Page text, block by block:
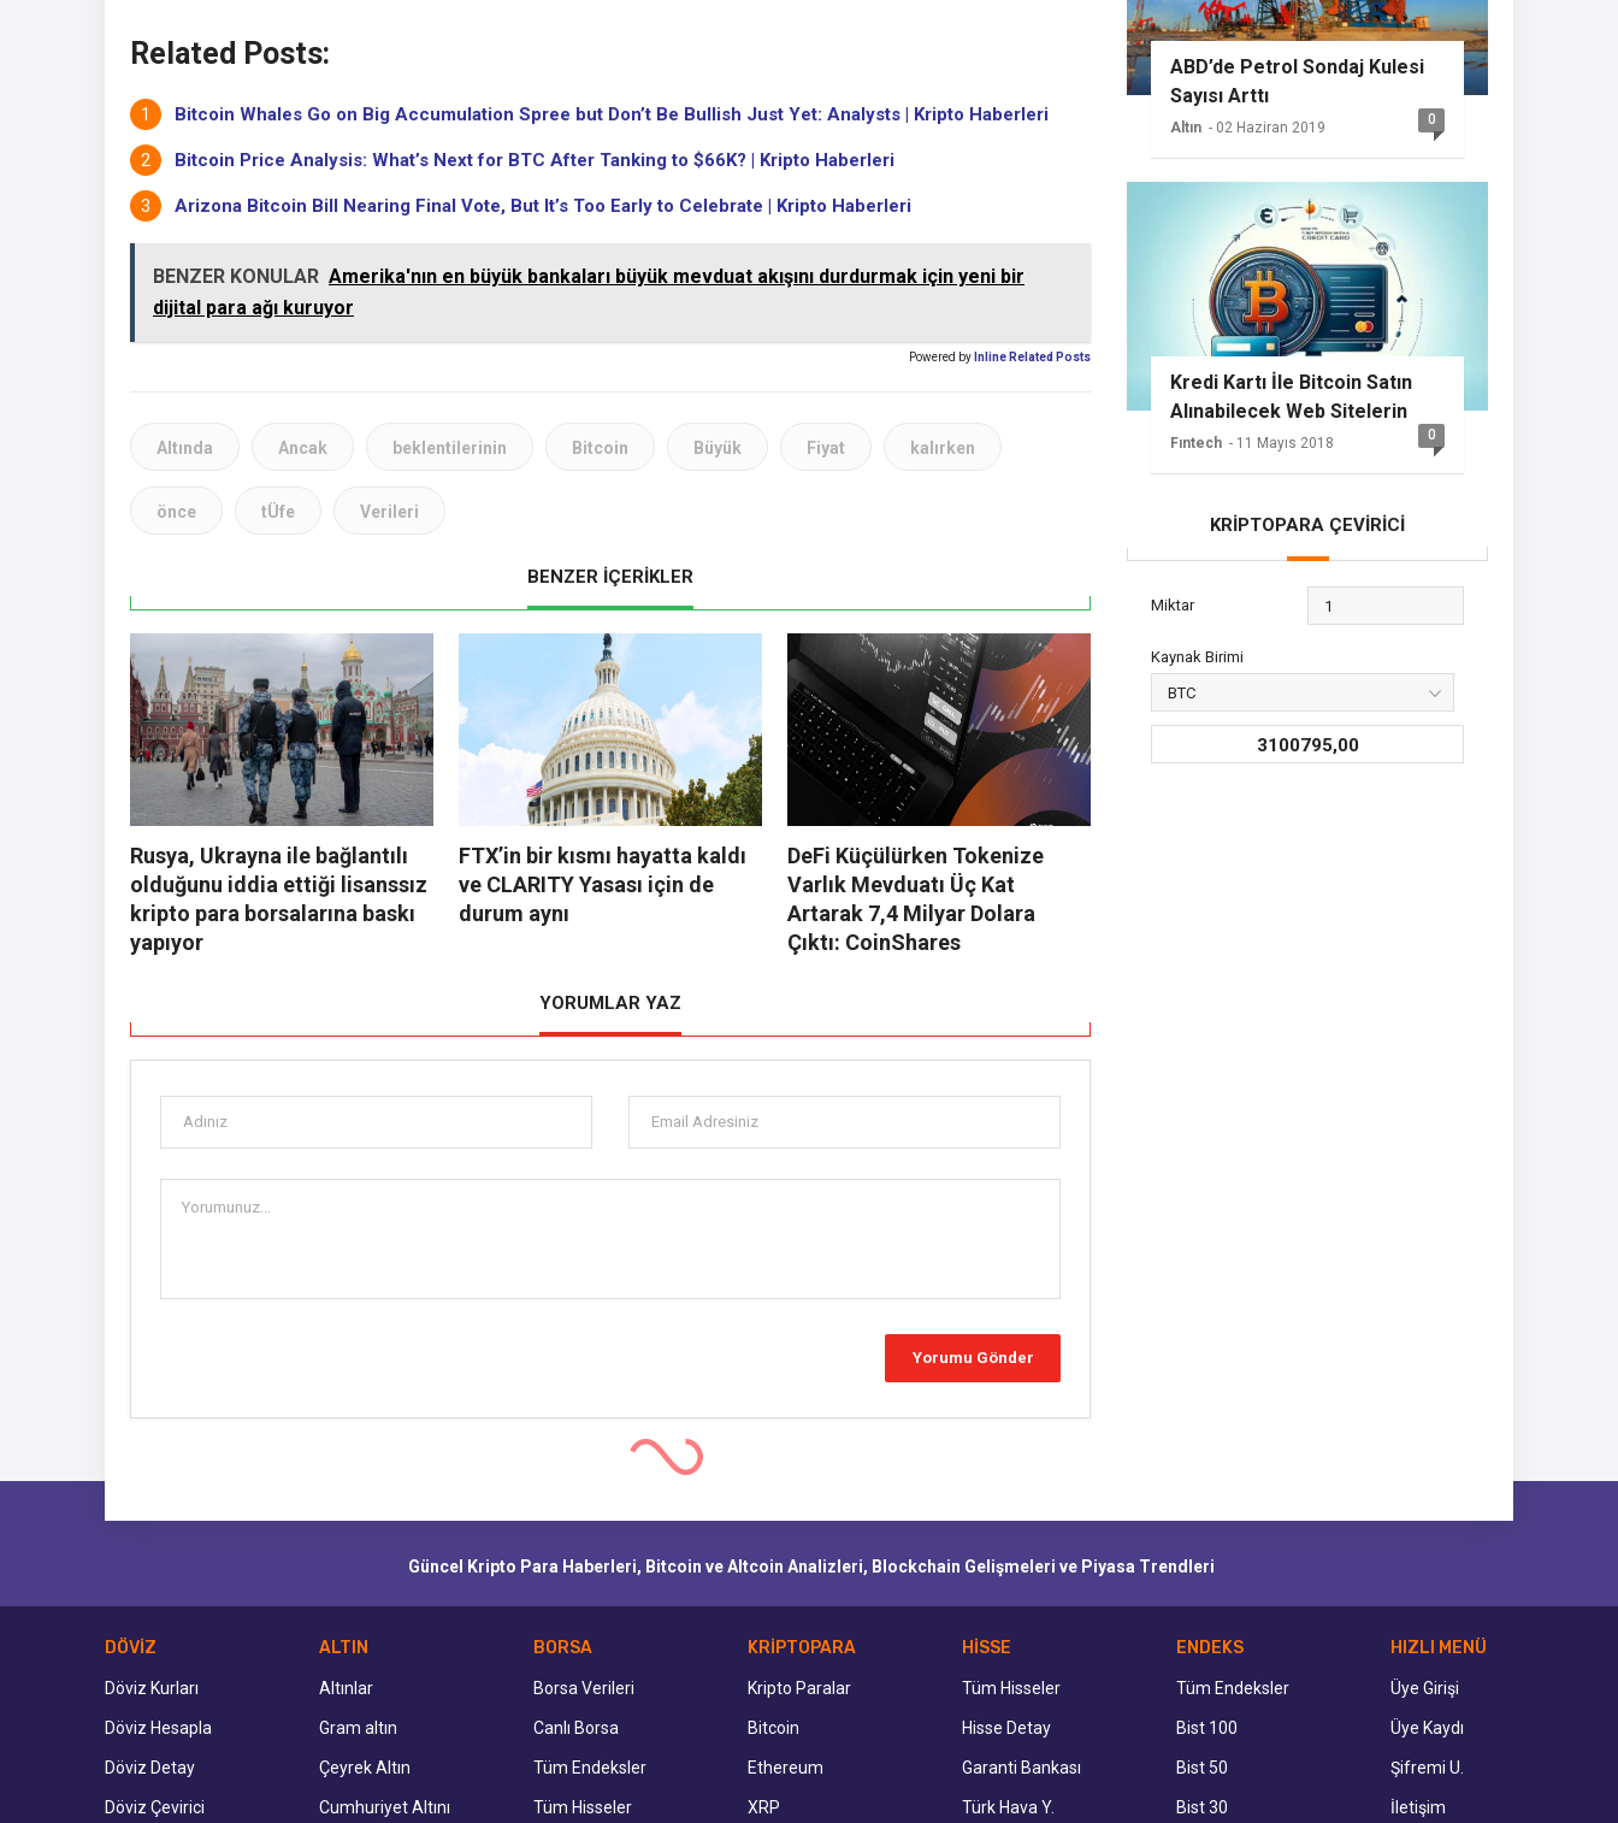
Related Posts:
Bitcoin Whales Go on Big Accumulation Spree but Don’t Be Bullish Just Yet: Analysts | Kripto Haberleri
Bitcoin Price Analysis: What’s Next for BTC After Tanking to $66K? | Kripto Haberleri
Arizona Bitcoin Bill Nearing Final Vote, But It’s Too Early to Celebrate | Kripto Haberleri
BENZER KONULAR Amerika'nın en büyük bankaları büyük mevduat akışını durdurmak için yeni bir
dijital para ağı kuruyor
Powered by Inline Related Posts
Altında Ancak beklentilerinin Bitcoin Büyük Fiyat kalırken
önce tÜfe Verileri
BENZER İÇERİKLER
Rusya, Ukrayna ile bağlantılı
olduğunu iddia ettiği lisanssız
kripto para borsalarına baskı
yapıyor
FTX’in bir kısmı hayatta kaldı
ve CLARITY Yasası için de
durum aynı
DeFi Küçülürken Tokenize
Varlık Mevduatı Üç Kat
Artarak 7,4 Milyar Dolara
Çıktı: CoinShares
YORUMLAR YAZ
ABD’de Petrol Sondaj Kulesi
Sayısı Arttı
Altın - 02 Haziran 2019 0
Kredi Kartı İle Bitcoin Satın
Alınabilecek Web Sitelerin
Listesi
Fıntech - 11 Mayıs 2018 0
KRİPTOPARA ÇEVİRİCİ
Miktar
Kaynak Birimi
3100795,00
Güncel Kripto Para Haberleri, Bitcoin ve Altcoin Analizleri, Blockchain Gelişmeleri ve Piyasa Trendleri
DÖVİZ
Döviz Kurları
Döviz Hesapla
Döviz Detay
Döviz Çevirici
ALTIN
Altınlar
Gram altın
Çeyrek Altın
Cumhuriyet Altını
BORSA
Borsa Verileri
Canlı Borsa
Tüm Endeksler
Tüm Hisseler
KRİPTOPARA
Kripto Paralar
Bitcoin
Ethereum
XRP
HİSSE
Tüm Hisseler
Hisse Detay
Garanti Bankası
Türk Hava Y.
ENDEKS
Tüm Endeksler
Bist 100
Bist 50
Bist 30
HIZLI MENÜ
Üye Girişi
Üye Kaydı
Şifremi U.
İletişim